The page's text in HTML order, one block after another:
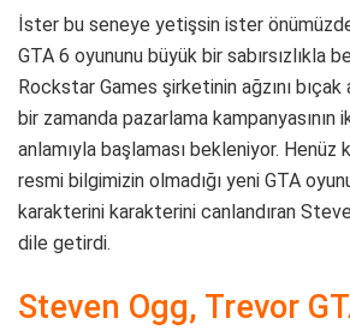
İster bu seneye yetişsin ister
GTA 6 oyununu büyük bir sabırsızlıkla
Rockstar Games şirketinin ağzını bıçak
bir zamanda pazarlama
anlamıyla başlaması bekleniyor. Henüz
resmi bilgimizin olmadığı yeni GTA
karakterini karakterini canlandıran
dile getirdi.
Steven Ogg, Trevor